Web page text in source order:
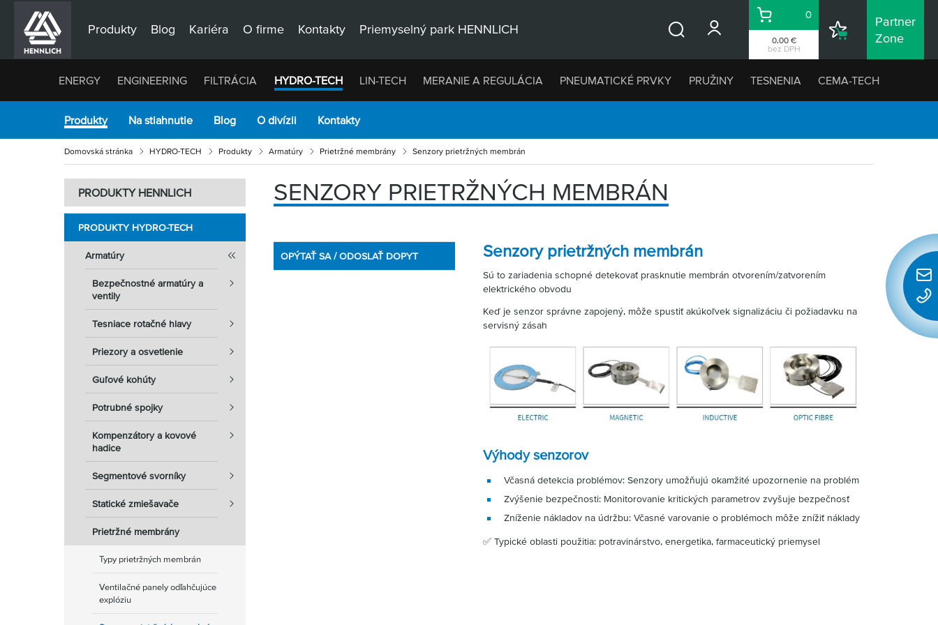
Produkty Blog Kariéra O firme Kontakty Priemyselný park HENNLICH
0,00 €
bez DPH
Košík
0
Nákupný
Partner
Zone
ENERGY ENGINEERING FILTRÁCIA HYDRO-TECH LIN-TECH MERANIE A REGULÁCIA PNEUMATICKÉ PRVKY PRUŽINY TESNENIA CEMA-TECH
Produkty Na stiahnutie Blog O divízii Kontakty
Domovská stránka HYDRO-TECH Produkty Armatúry Prietržné membrány Senzory prietržných membrán
PRODUKTY HENNLICH
PRODUKTY HYDRO-TECH
Armatúry
Bezpečnostné armatúry a
ventily
Tesniace rotačné hlavy
Priezory a osvetlenie
Guľové kohúty
Potrubné spojky
Kompenzátory a kovové
hadice
Segmentové svorníky
Statické zmiešavače
Prietržné membrány
Typy prietržných membrán
Ventilačné panely odľahčujúce
explóziu
SENZORY PRIETRŽNÝCH MEMBRÁN
OPÝTAŤ SA / ODOSLAŤ DOPYT Senzory prietržných membrán
Sú to zariadenia schopné detekovať prasknutie membrán otvorením/zatvorením
elektrického obvodu
Keď je senzor správne zapojený, môže spustiť akúkoľvek signalizáciu či požiadavku na
servisný zásah
Výhody senzorov
Včasná detekcia problémov: Senzory umožňujú okamžité upozornenie na problém
Zvýšenie bezpečnosti: Monitorovanie kritických parametrov zvyšuje bezpečnosť
Zníženie nákladov na údržbu: Včasné varovanie o problémoch môže znížiť náklady
✅ Typické oblasti použitia: potravinárstvo, energetika, farmaceutický priemysel